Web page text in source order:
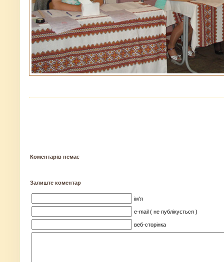
Коментарів немає
Залиште коментар
ім'я
e-mail ( не публікується )
веб-сторінка